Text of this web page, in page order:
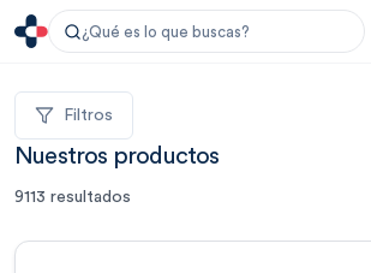
¿Qué es lo que buscas?
Filtros
Nuestros productos
9113 resultados